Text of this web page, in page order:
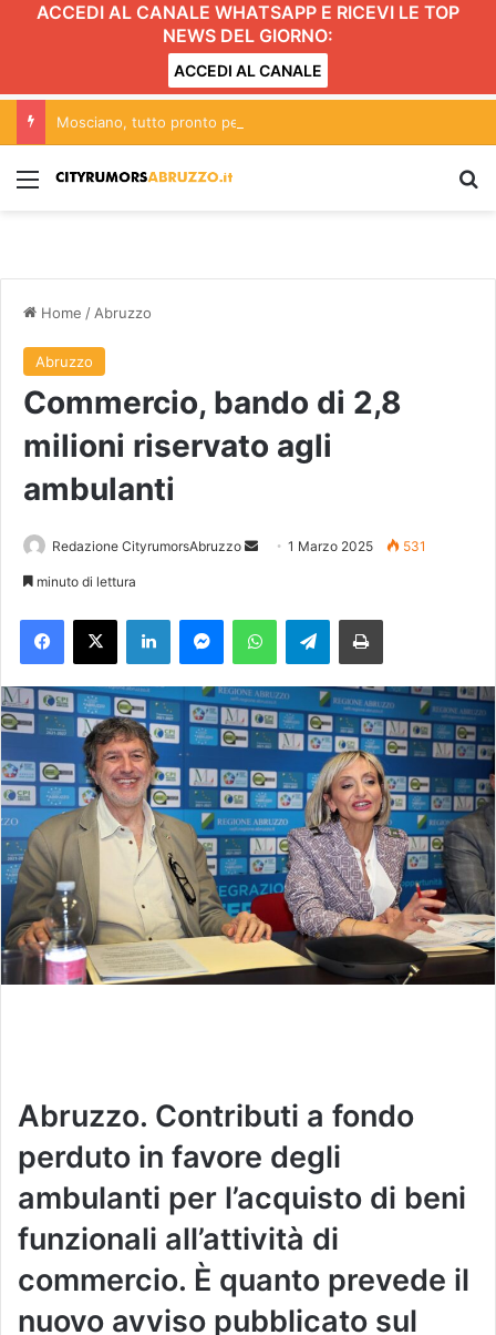
ACCEDI AL CANALE WHATSAPP E RICEVI LE TOP
NEWS DEL GIORNO:
ACCEDI AL CANALE
Menu
Home /Abruzzo
Abruzzo
Commercio, bando di 2,8
milioni riservato agli
ambulanti
Redazione CityrumorsAbruzzo
a
n
'
m
a
i
l
1 Marzo 2025 531
minuto di lettura
Telegram
Abruzzo. Contributi a fondo
perduto in favore degli
ambulanti per l’acquisto di beni
funzionali all’attività di
commercio. È quanto prevede il
nuovo avviso pubblicato sul